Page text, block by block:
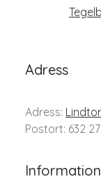
Adress
Adress:
Postort: 632 27
Information